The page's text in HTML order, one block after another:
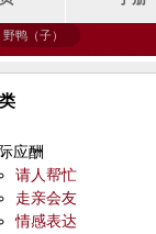
野鸭（子）
应酬
请人帮忙
走亲会友
情感表达